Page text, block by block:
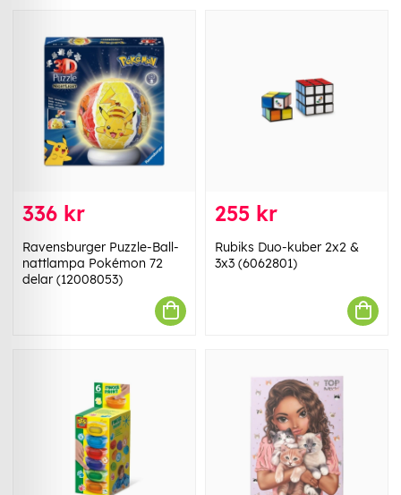
336 kr
Ravensburger Puzzle-Ball-
nattlampa Pokémon 72
delar (12008053)
255 kr
Rubiks Duo-kuber 2x2 &
3x3 (6062801)